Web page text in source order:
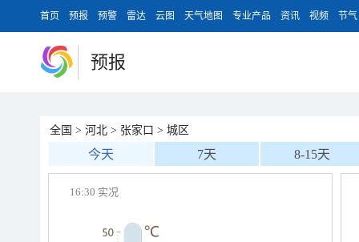
首页 预报 预警 雷达 云图 天气地图 专业产品 资讯 视频 节气
预报
全国 > 河北 > 张家口 > 城区
今天 7天 8-15天
16:30 实况